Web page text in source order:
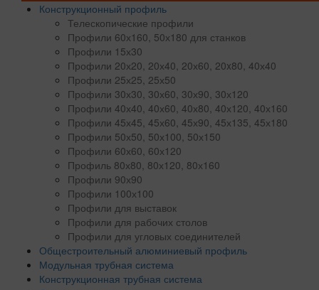
Конструкционный профиль
Телескопические профили
Профили 60х160, 50х180 для станков
Профили 15х30
Профили 20х20, 20х40, 20х60, 20x80, 40х40
Профили 25х25, 25х50
Профили 30х30, 30х60, 30х90, 30х120
Профили 40х40, 40х60, 40х80, 40х120, 40х160
Профили 45х45, 45х60, 45х90, 45х135, 45х180
Профили 50х50, 50х100, 50х150
Профили 60х60, 60х120
Профиль 80х80, 80х120, 80х160
Профили 90х90
Профили 100х100
Профили для выставок
Профили для рабочих столов
Профили для угловых соединителей
Общестроительный алюминиевый профиль
Модульная трубная система
Конструкционная трубная система